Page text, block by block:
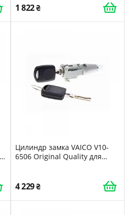
1 822
Цилиндр замка VAICO V10-
6506 Original Quality для
4 229